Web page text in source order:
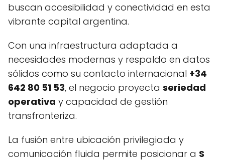
buscan accesibilidad y conectividad en esta
vibrante capital argentina.
Con una infraestructura adaptada a
necesidades modernas y respaldo en datos
sólidos como su contacto internacional +34
642 80 51 53, el negocio proyecta seriedad
operativa y capacidad de gestión
transfronteriza.
La fusión entre ubicación privilegiada y
comunicación fluida permite posicionar a S